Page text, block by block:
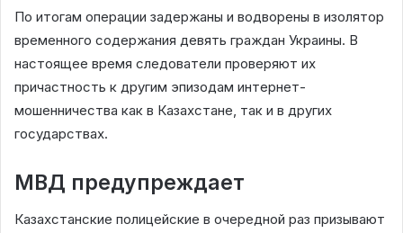
По итогам операции задержаны и водворены в изолятор
временного содержания девять граждан Украины. В
настоящее время следователи проверяют их
причастность к другим эпизодам интернет-
мошенничества как в Казахстане, так и в других
государствах.
МВД предупреждает
Казахстанские полицейские в очередной раз призывают